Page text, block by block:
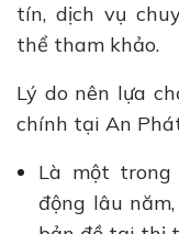
tín, dịch vụ
thể tham khảo.
Lý do nên lựa
chính tại An
Là một trong
động lâu